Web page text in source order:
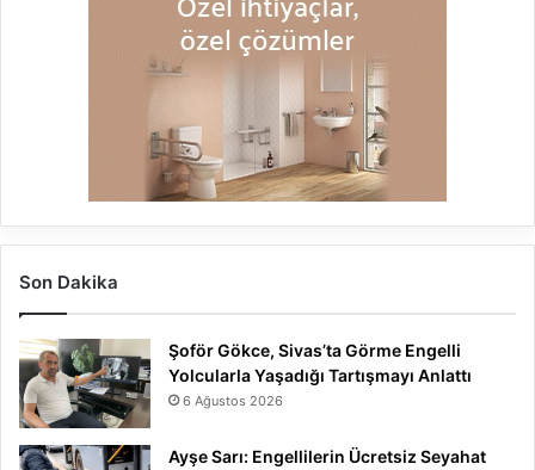
Son Dakika
Şoför Gökce, Sivas’ta Görme Engelli
Yolcularla Yaşadığı Tartışmayı Anlattı
6 Ağustos 2026
Ayşe Sarı: Engellilerin Ücretsiz Seyahat